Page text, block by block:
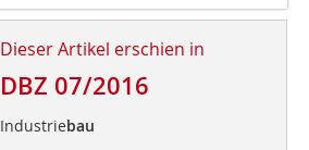
Dieser Artikel erschien in
DBZ 07/2016
Industriebau